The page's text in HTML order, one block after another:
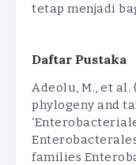
tetap menjadi
Daftar Pustaka
Adeolu, M., et al.
phylogeny and
families